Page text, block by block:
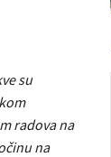
su
radova na
na